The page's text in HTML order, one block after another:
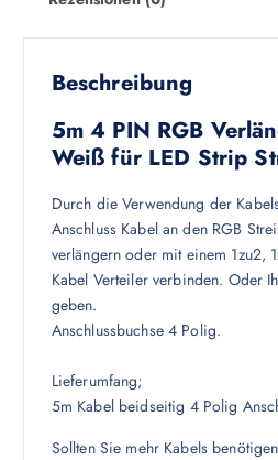
Beschreibung
5m 4 PIN RGB
Weiß für LED Strip
Durch die Verwendung der
Anschluss Kabel an den RGB
verlängern oder mit einem 1zu2,
Kabel Verteiler verbinden. Oder
geben.
Anschlussbuchse 4 Polig.
Lieferumfang;
5m Kabel beidseitig 4 Polig
Sollten Sie mehr Kabels